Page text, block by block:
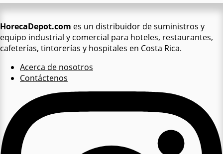
HorecaDepot.com es un distribuidor de suministros y
equipo industrial y comercial para hoteles, restaurantes,
cafeterías, tintorerías y hospitales en Costa Rica.
Acerca de nosotros
Contáctenos